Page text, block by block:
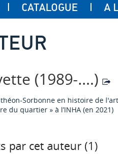
CATALOGUE A
(1989-....)
Sorbonne en histoire de
du quartier » à l’INHA (en 2021)
par cet auteur (1 )